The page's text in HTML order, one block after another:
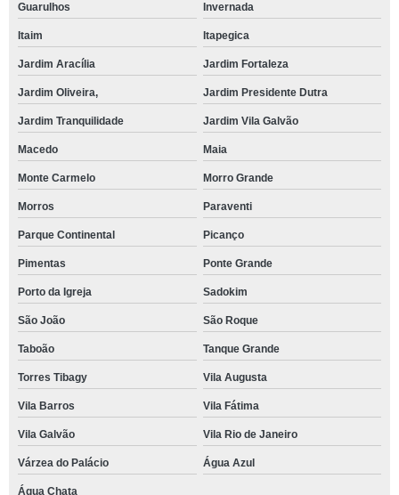
Guarulhos Invernada
Itaim Itapegica
Jardim Aracília Jardim Fortaleza
Jardim Oliveira, Jardim Presidente Dutra
Jardim Tranquilidade Jardim Vila Galvão
Macedo Maia
Monte Carmelo Morro Grande
Morros Paraventi
Parque Continental Picanço
Pimentas Ponte Grande
Porto da Igreja Sadokim
São João São Roque
Taboão Tanque Grande
Torres Tibagy Vila Augusta
Vila Barros Vila Fátima
Vila Galvão Vila Rio de Janeiro
Várzea do Palácio Água Azul
Água Chata